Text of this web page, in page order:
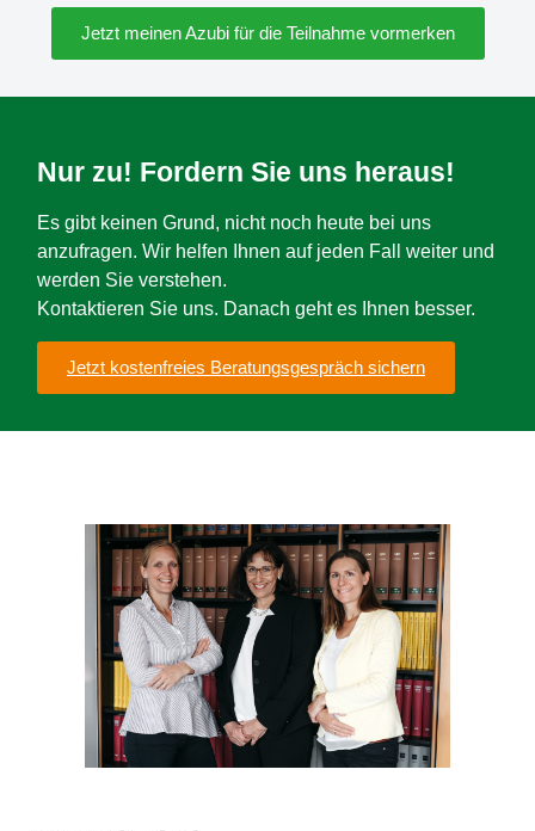
Jetzt meinen Azubi für die Teilnahme vormerken
Nur zu! Fordern Sie uns heraus!
Es gibt keinen Grund, nicht noch heute bei uns
anzufragen. Wir helfen Ihnen auf jeden Fall weiter und
werden Sie verstehen.
Kontaktieren Sie uns. Danach geht es Ihnen besser.
Jetzt kostenfreies Beratungsgespräch sichern